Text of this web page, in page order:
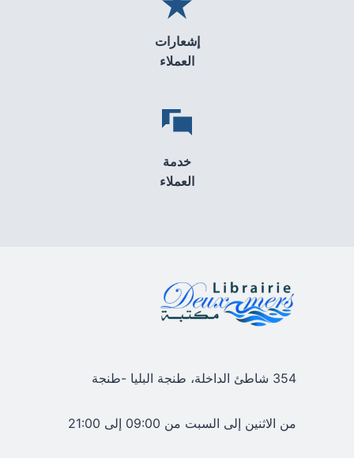
إشعارات
العملاء
خدمة
العملاء
354 شاطئ الداخلة، طنجة البليا -طنجة
من الاثنين إلى السبت من 09:00 إلى 21:00